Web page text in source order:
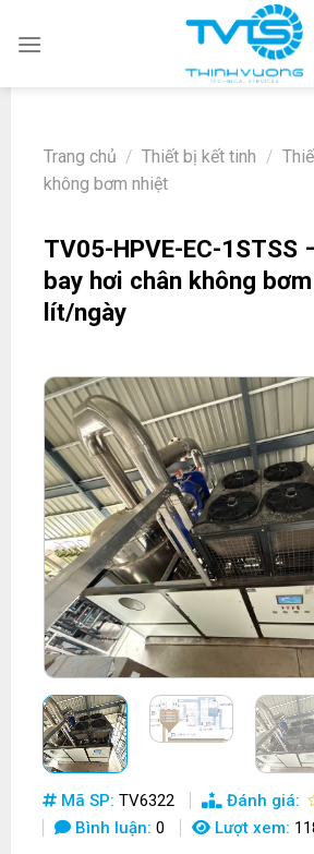
Trang chủ / Thiết bị kết tinh /
không bơm nhiệt
TV05-HPVE-EC-1STSS
bay hơi chân không
lít/ngày
Mã SP:TV6322
Đánh giá:
Bình luận:0 Lượt xem: